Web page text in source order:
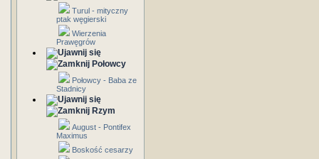
Turul - mityczny
ptak węgierski
Wierzenia
Prawęgrów
Połowcy
Połowcy - Baba ze
Stadnicy
Rzym
August - Pontifex
Maximus
Boskość cesarzy